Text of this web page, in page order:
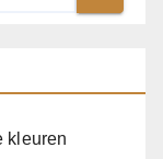
kleuren